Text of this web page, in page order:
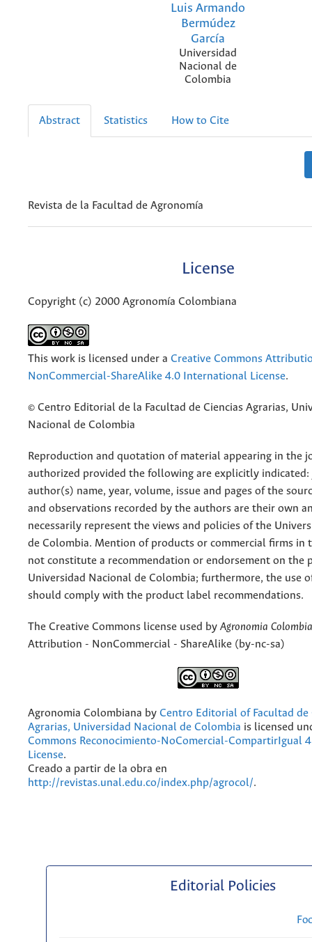
Luis Armando
Bermúdez
García
Universidad
Nacional de
Colombia
Abstract Statistics How to Cite
Revista de la Facultad de Agronomía
License
Copyright (c) 2000 Agronomía Colombiana
This work is licensed under a Creative Commons
NonCommercial-ShareAlike 4.0 International License.
© Centro Editorial de la Facultad de Ciencias Agrarias,
Nacional de Colombia
Reproduction and quotation of material appearing in the
authorized provided the following are explicitly indicated:
author(s) name, year, volume, issue and pages of the
and observations recorded by the authors are their own
necessarily represent the views and policies of the
de Colombia. Mention of products or commercial firms in
not constitute a recommendation or endorsement on the
Universidad Nacional de Colombia; furthermore, the use
should comply with the product label recommendations.
The Creative Commons license used by Agronomia
Attribution - NonCommercial - ShareAlike (by-nc-sa)
Agronomia Colombiana by Centro Editorial of Facultad de
Agrarias, Universidad Nacional de Colombia is licensed
Commons Reconocimiento-NoComercial-CompartirIgual
License.
Creado a partir de la obra en
http://revistas.unal.edu.co/index.php/agrocol/.
Editorial Policies